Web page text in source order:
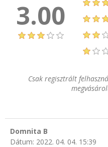
3.00
Csak regisztrált
Domnita B
Dátum: 2022. 04. 04. 15:39